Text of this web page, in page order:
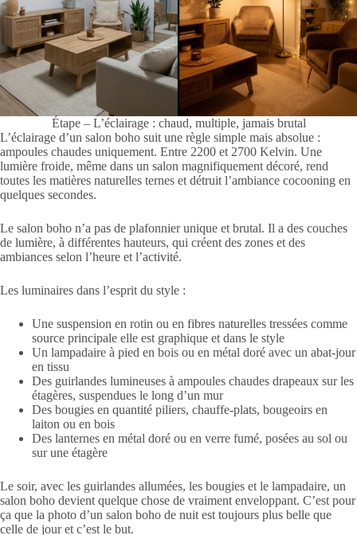
Étape – L’éclairage : chaud, multiple, jamais brutal
L’éclairage d’un salon boho suit une règle simple mais absolue :
ampoules chaudes uniquement. Entre 2200 et 2700 Kelvin. Une
lumière froide, même dans un salon magnifiquement décoré, rend
toutes les matières naturelles ternes et détruit l’ambiance cocooning en
quelques secondes.
Le salon boho n’a pas de plafonnier unique et brutal. Il a des couches
de lumière, à différentes hauteurs, qui créent des zones et des
ambiances selon l’heure et l’activité.
Les luminaires dans l’esprit du style :
Une suspension en rotin ou en fibres naturelles tressées comme
source principale elle est graphique et dans le style
Un lampadaire à pied en bois ou en métal doré avec un abat-jour
en tissu
Des guirlandes lumineuses à ampoules chaudes drapeaux sur les
étagères, suspendues le long d’un mur
Des bougies en quantité piliers, chauffe-plats, bougeoirs en
laiton ou en bois
Des lanternes en métal doré ou en verre fumé, posées au sol ou
sur une étagère
Le soir, avec les guirlandes allumées, les bougies et le lampadaire, un
salon boho devient quelque chose de vraiment enveloppant. C’est pour
ça que la photo d’un salon boho de nuit est toujours plus belle que
celle de jour et c’est le but.